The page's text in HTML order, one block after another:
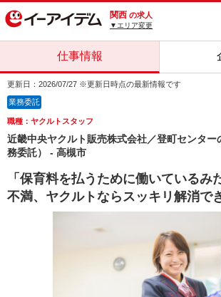
関西 の求人
▼エリア変更
仕事情報
更新日：2026/07/27 ※更新日時点の最新情報です
業務委託
職種：ヤクルトスタッフ
近畿中央ヤクルト販売株式会社／登町センター
務委託） - 高槻市
「保育料を払うために働いているみ
不満、ヤクルトならスッキリ解消で